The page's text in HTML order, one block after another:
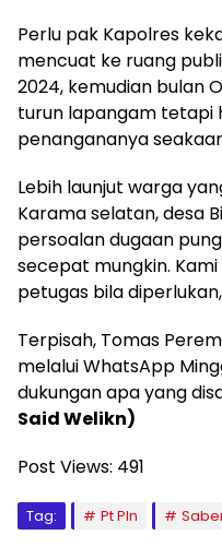
Perlu pak Kapolres
mencuat ke ruang
2024, kemudian bulan
turun lapangam tetapi
penangananya
Lebih launjut warga
Karama selatan, desa
persoalan dugaan
secepat mungkin.
petugas bila
Terpisah, Tomas
melalui WhatsApp
dukungan apa yang
Said Welikn)
Post Views: 491
Tag: Pt Pln